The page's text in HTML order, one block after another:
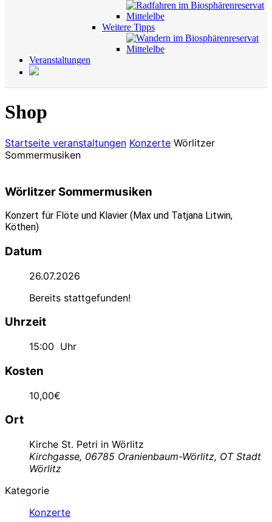
Weitere Tipps
Veranstaltungen
Shop
Startseite veranstaltungen Konzerte Wörlitzer
Sommermusiken
Wörlitzer Sommermusiken
Konzert für Flöte und Klavier (Max und Tatjana Litwin,
Köthen)
Datum
26.07.2026
Bereits stattgefunden!
Uhrzeit
15:00 Uhr
Kosten
10,00€
Ort
Kirche St. Petri in Wörlitz
Kirchgasse, 06785 Oranienbaum-Wörlitz, OT Stadt
Wörlitz
Kategorie
Konzerte